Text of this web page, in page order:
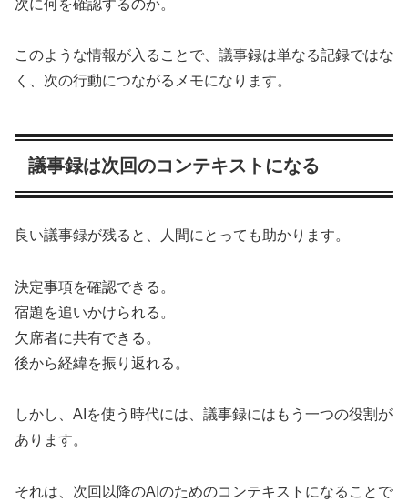
次に何を確認するのか。
このような情報が入ることで、議事録は単なる記録ではな
く、次の行動につながるメモになります。
議事録は次回のコンテキストになる
良い議事録が残ると、人間にとっても助かります。
決定事項を確認できる。
宿題を追いかけられる。
欠席者に共有できる。
後から経緯を振り返れる。
しかし、AIを使う時代には、議事録にはもう一つの役割が
あります。
それは、次回以降のAIのためのコンテキストになることで